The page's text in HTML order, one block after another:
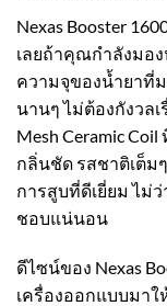
Nexas Booster
เลยถ้าคุณกำลังมอ
ความจุของน้ำยาที่
นานๆ ไม่ต้องกังวล
Mesh Ceramic
กลิ่นชัด รสชาติเต็ม
การสูบที่ดีเยี่ยม ไม่
ชอบแน่นอน
ดีไซน์ของ Nexas
เครื่องออกแบบมา